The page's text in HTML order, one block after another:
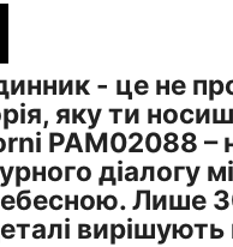
- це не
яку ти
PAM02088 –
діалогу
Лише
вирішують